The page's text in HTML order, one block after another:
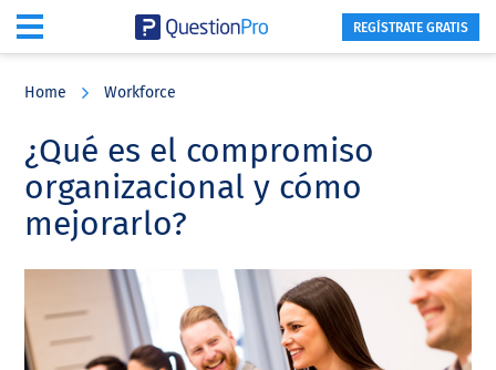
content
sidebar
REGÍSTRATE GRATIS
Home Workforce
¿Qué es el compromiso
organizacional y cómo
mejorarlo?